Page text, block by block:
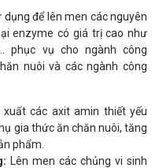
dụng để lên men các nguyên
enzyme có giá trị cao như
phục vụ cho ngành công
nuôi và các ngành công
xuất các axit amin thiết yếu
gia thức ăn chăn nuôi, tăng
phẩm.
Lên men các chủng vi sinh